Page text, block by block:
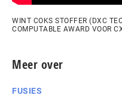
WINT COKS STOFFER (DXC
COMPUTABLE AWARD VOOR
Meer over
FUSIES